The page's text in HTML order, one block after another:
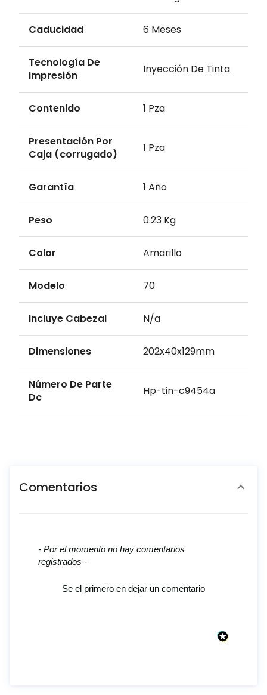
Caducidad 6 Meses
Tecnología De
Impresión
Inyección De Tinta
Contenido 1 Pza
Presentación Por
Caja (corrugado)
1 Pza
Garantía 1 Año
Peso 0.23 Kg
Color Amarillo
Modelo 70
Incluye Cabezal N/a
Dimensiones 202x40x129mm
Número De Parte
Dc
Hp-tin-c9454a
Comentarios
- Por el momento no hay comentarios
registrados -
Se el primero en dejar un comentario
New content loaded